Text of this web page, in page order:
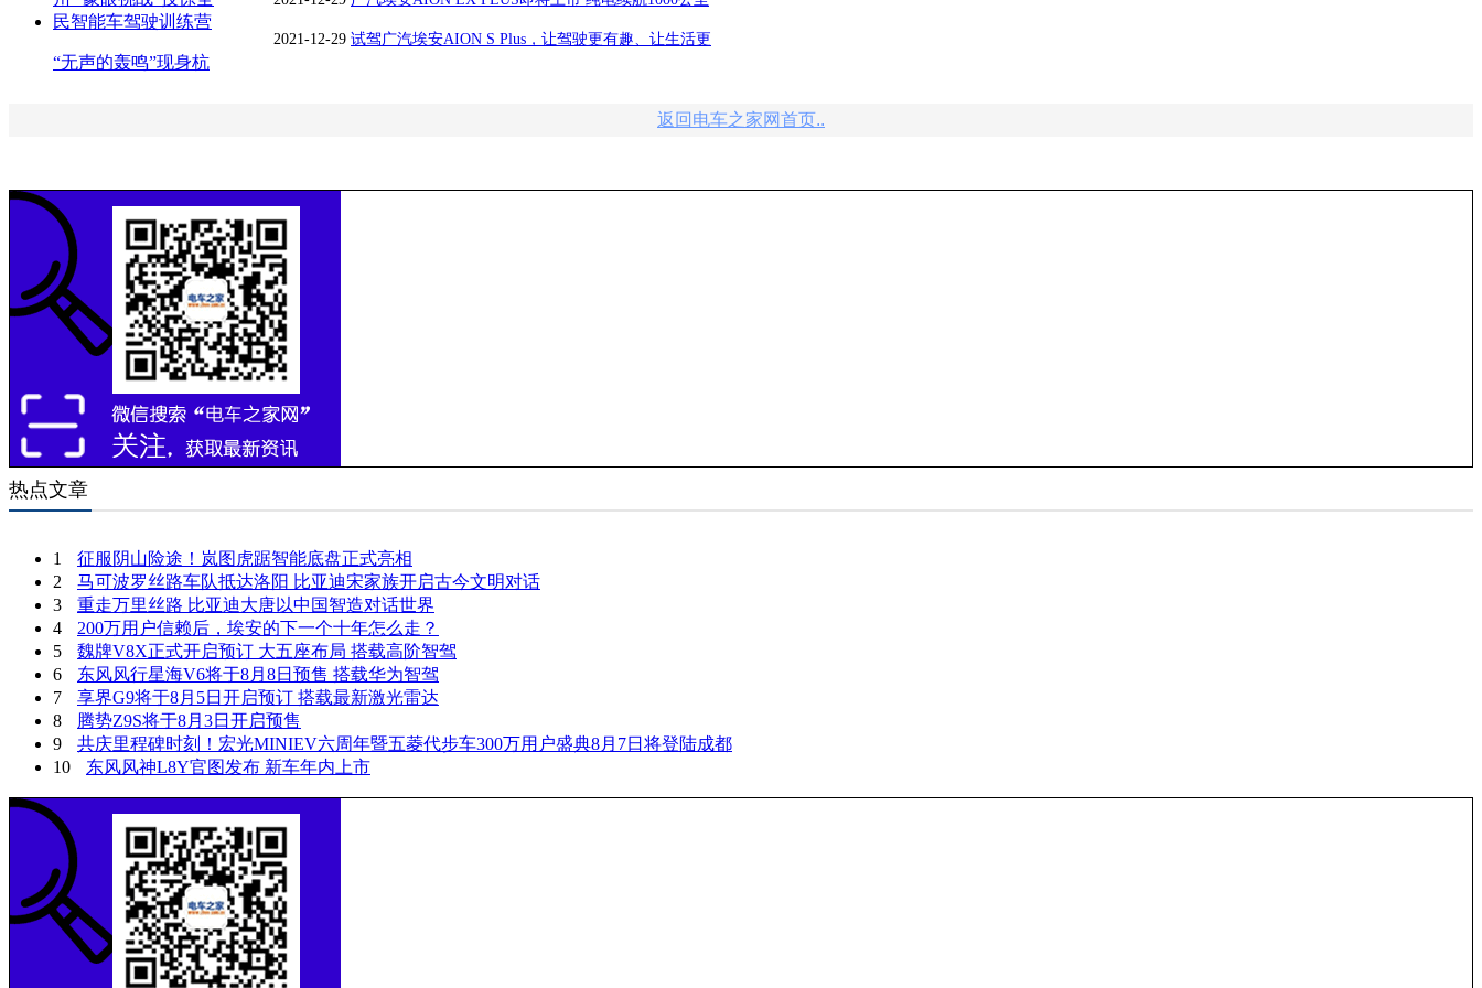
“无声的轰鸣”现身杭
2021-12-29 试驾广汽埃安AION S Plus，让驾驶更有趣、让生活更
返回电车之家网首页..
热点文章
1
征服阴山险途！岚图虎踞智能底盘正式亮相
2
马可波罗丝路车队抵达洛阳 比亚迪宋家族开启古今文明对话
3
重走万里丝路 比亚迪大唐以中国智造对话世界
4
200万用户信赖后，埃安的下一个十年怎么走？
5
魏牌V8X正式开启预订 大五座布局 搭载高阶智驾
6
东风风行星海V6将于8月8日预售 搭载华为智驾
7
享界G9将于8月5日开启预订 搭载最新激光雷达
8
腾势Z9S将于8月3日开启预售
9
共庆里程碑时刻！宏光MINIEV六周年暨五菱代步车300万用户盛典8月7日将登陆成都
10
东风风神L8Y官图发布 新车年内上市